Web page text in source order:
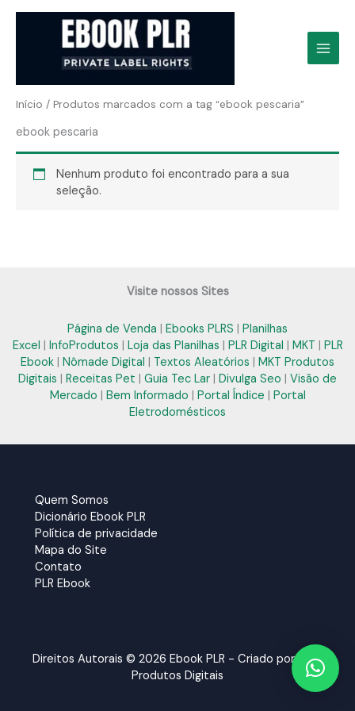
Início / Produtos marcados com a tag “ebook pescaria”
ebook pescaria
Nenhum produto foi encontrado para a sua
seleção.
Visite nossos Sites
Página de Venda | Ebooks PLRS | Planilhas
Excel | InfoProdutos | Loja das Planilhas | PLR Digital | MKT | PLR
Ebook | Nômade Digital | Textos Aleatórios | MKT Produtos
Digitais | Receitas Pet | Guia Tec Lar | Divulga Seo | Visão de
Mercado | Bem Informado | Portal Índice | Portal
Eletrodomésticos
Quem Somos
Dicionário Ebook PLR
Política de privacidade
Mapa do Site
Contato
PLR Ebook
Direitos Autorais © 2026 Ebook PLR - Criado por:
MKT
Produtos Digitais